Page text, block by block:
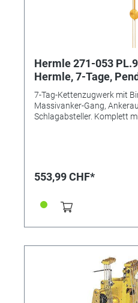
Hermle 271-053
Hermle, 7-Tage,
mit Bim-Bam-Schlag
7-Tag-Kettenzugwerk mit
Massivanker-Gang,
Schlagabsteller. Komplett mit Holzpendelstab,
553,99 CHF*